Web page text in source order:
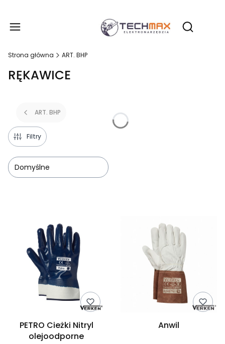
Otwórz
Strona główna ART. BHP
RĘKAWICE
ART. BHP
Filtry
Domyślne
PETRO Cieżki Nitryl
olejoodporne
Anwil